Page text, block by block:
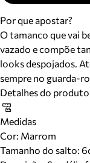
Por que apostar?
O tamanco que vai
vazado e compõe
looks despojados.
sempre no guarda-
Detalhes do produto
Medidas
Cor: Marrom
Tamanho do salto: